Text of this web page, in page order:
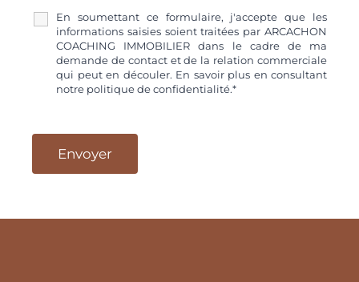
En soumettant ce formulaire, j'accepte que les
informations saisies soient traitées par ARCACHON
COACHING IMMOBILIER dans le cadre de ma
demande de contact et de la relation commerciale
qui peut en découler. En savoir plus en consultant
notre politique de confidentialité.*